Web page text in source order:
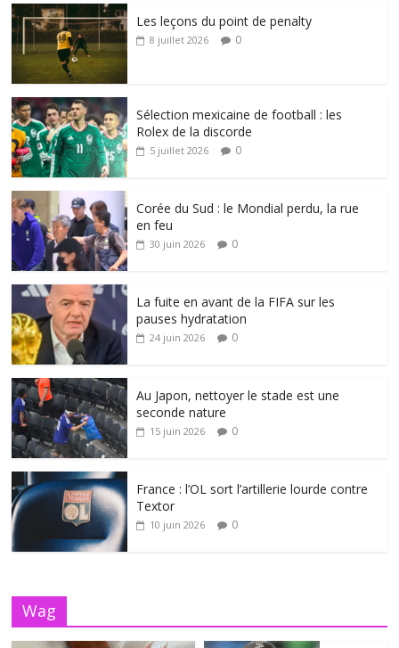
Les leçons du point de penalty
8 juillet 2026 0
Sélection mexicaine de football : les
Rolex de la discorde
5 juillet 2026 0
Corée du Sud : le Mondial perdu, la rue
en feu
30 juin 2026 0
La fuite en avant de la FIFA sur les
pauses hydratation
24 juin 2026 0
Au Japon, nettoyer le stade est une
seconde nature
15 juin 2026 0
France : l’OL sort l’artillerie lourde contre
Textor
10 juin 2026 0
Wag